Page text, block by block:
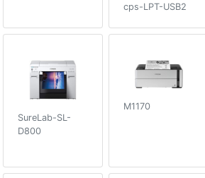
cps-LPT-USB2
SureLab-SL-
D800
M1170